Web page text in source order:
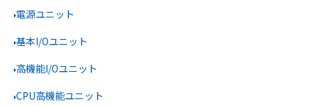
電源ユニット
基本I/Oユニット
高機能I/Oユニット
CPU高機能ユニット